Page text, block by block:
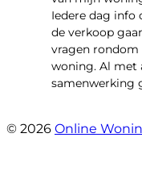
Iedere dag info
de verkoop
vragen rondom
woning. Al met
samenwerking
© 2026 Online